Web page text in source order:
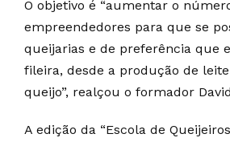
O objetivo é “aumentar o
empreendedores para que se
queijarias e de preferência que
fileira, desde a produção de
queijo”, realçou o formador
A edição da “Escola de